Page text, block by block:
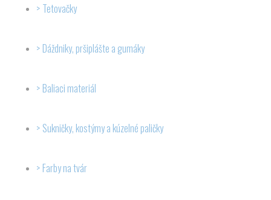
Tetovačky
Dáždniky, pršiplášte a gumáky
Baliaci materiál
Sukničky, kostýmy a kúzelné paličky
Farby na tvár